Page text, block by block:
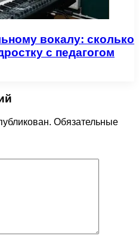
вокалу: сколько
с педагогом
Обязательные